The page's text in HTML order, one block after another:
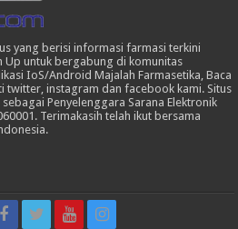
yang berisi informasi farmasi terkini
Up untuk bergabung di komunitas
IoS/Android Majalah Farmasetika, Baca
twitter, instagram dan facebook kami. Situs
Penyelenggara Sarana Elektronik
Terimakasih telah ikut bersama